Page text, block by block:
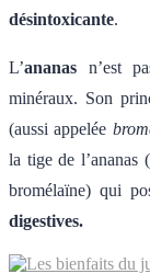
désintoxicante.
L’ananas n’est
minéraux. Son
(aussi appelée
la tige de l’ananas
bromélaïne) qui
digestives.